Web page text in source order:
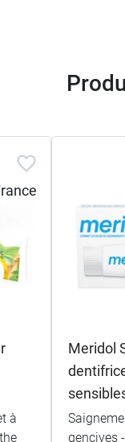
à
Meridol
gencives